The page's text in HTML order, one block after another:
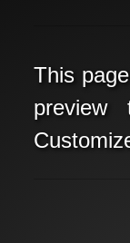
This